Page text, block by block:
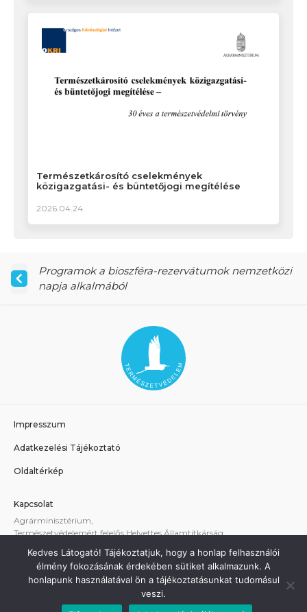
Természetkárosító cselekmények
közigazgatási- és büntetőjogi megítélése
2026.04.24.
Programok a bioszféra-rezervátumok nemzetközi
napja alkalmából
Impresszum
Adatkezelési Tájékoztató
Oldaltérkép
Kapcsolat
Agrárminisztérium,
Természetvédelemért felelős Helyettes Államtitkárság
A weboldallal kapcsolatos technikai támogatás:
termeszetvedelem@am.gov.hu
Kedves Látogató! Tájékoztatjuk, hogy a honlap felhasználói
élmény fokozásának érdekében sütiket alkalmazunk. A
honlapunk használatával ön a tájékoztatásunkat tudomásul
veszi.